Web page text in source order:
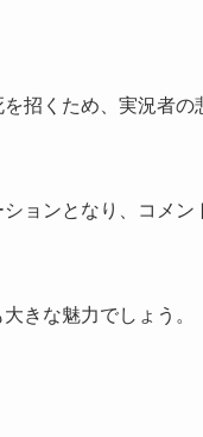
招くため、実況者の
ョンとなり、コメン
きな魅力でしょう。